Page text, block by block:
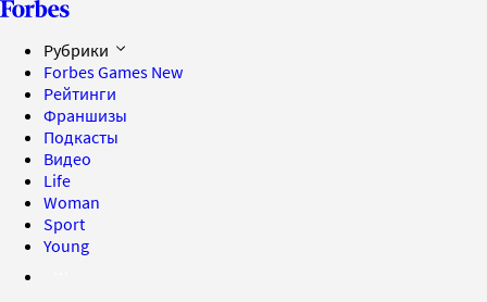
Рубрики
Forbes Games New
Рейтинги
Франшизы
Подкасты
Видео
Life
Woman
Sport
Young